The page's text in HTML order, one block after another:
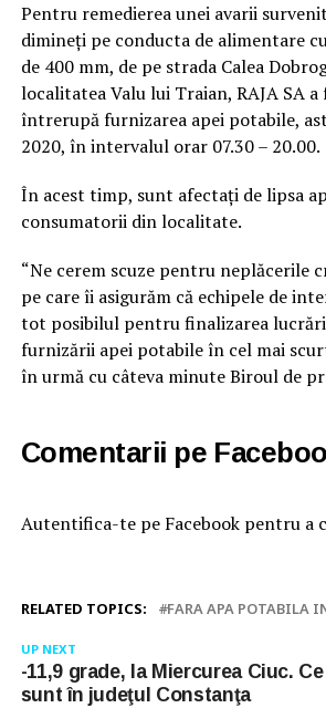
Pentru remedierea unei avarii
dimineți pe conducta de alimentare
de 400 mm, de pe strada Calea
localitatea Valu lui Traian, RAJA SA
întrerupă furnizarea apei potabile,
2020, în intervalul orar 07.30 – 20.00.
În acest timp, sunt afectați de lipsa
consumatorii din localitate.
“Ne cerem scuze pentru neplăcerile
pe care îi asigurăm că echipele de
tot posibilul pentru finalizarea
furnizării apei potabile în cel mai
în urmă cu câteva minute Biroul de
Comentarii pe
Autentifica-te pe Facebook pentru a
RELATED TOPICS: FARA APA POTABILA
UP NEXT
-11,9 grade, la Miercurea Ciuc.
sunt în judeţul Constanţa